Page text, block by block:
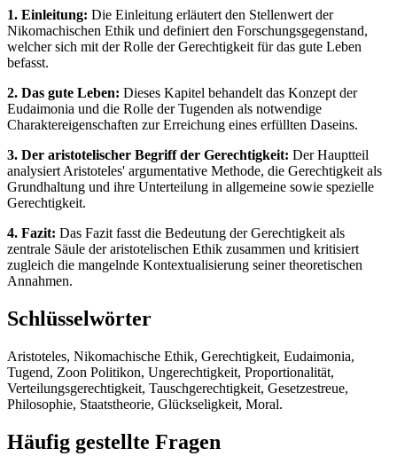
1. Einleitung: Die Einleitung erläutert den Stellenwert der
Nikomachischen Ethik und definiert den Forschungsgegenstand,
welcher sich mit der Rolle der Gerechtigkeit für das gute Leben
befasst.
2. Das gute Leben: Dieses Kapitel behandelt das Konzept der
Eudaimonia und die Rolle der Tugenden als notwendige
Charaktereigenschaften zur Erreichung eines erfüllten Daseins.
3. Der aristotelischer Begriff der Gerechtigkeit: Der Hauptteil
analysiert Aristoteles' argumentative Methode, die Gerechtigkeit als
Grundhaltung und ihre Unterteilung in allgemeine sowie spezielle
Gerechtigkeit.
4. Fazit: Das Fazit fasst die Bedeutung der Gerechtigkeit als
zentrale Säule der aristotelischen Ethik zusammen und kritisiert
zugleich die mangelnde Kontextualisierung seiner theoretischen
Annahmen.
Schlüsselwörter
Aristoteles, Nikomachische Ethik, Gerechtigkeit, Eudaimonia,
Tugend, Zoon Politikon, Ungerechtigkeit, Proportionalität,
Verteilungsgerechtigkeit, Tauschgerechtigkeit, Gesetzestreue,
Philosophie, Staatstheorie, Glückseligkeit, Moral.
Häufig gestellte Fragen